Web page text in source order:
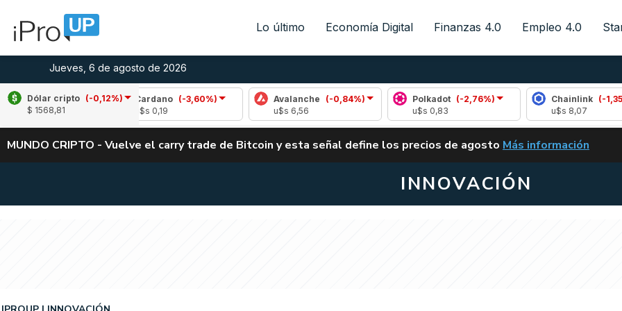
Lo último Economía Digital Finanzas 4.0 Empleo 4.0
Jueves, 6 de agosto de 2026
Dólar cripto (-0,12%)
$ 1568,81
Cardano (-3,60%)
Avalanche (-0,84%)
Polkadot (-2,76%)
Chainlink
(-1,35%)
ALERTA
MUNDO CRIPTO - Vuelve el carry trade de Bitcoin y esta señal define los precios de agosto VUELVE EL CARRY
Más información
INNOVACIÓN